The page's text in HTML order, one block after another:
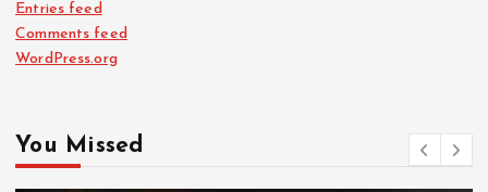
Entries feed
Comments feed
WordPress.org
You Missed